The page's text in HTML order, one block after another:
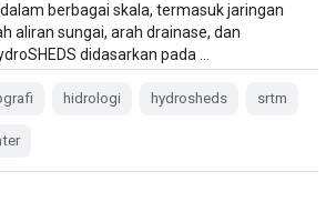
berbagai skala, termasuk jaringan
aliran sungai, arah drainase, dan
didasarkan pada …
hidrologi hydrosheds srtm